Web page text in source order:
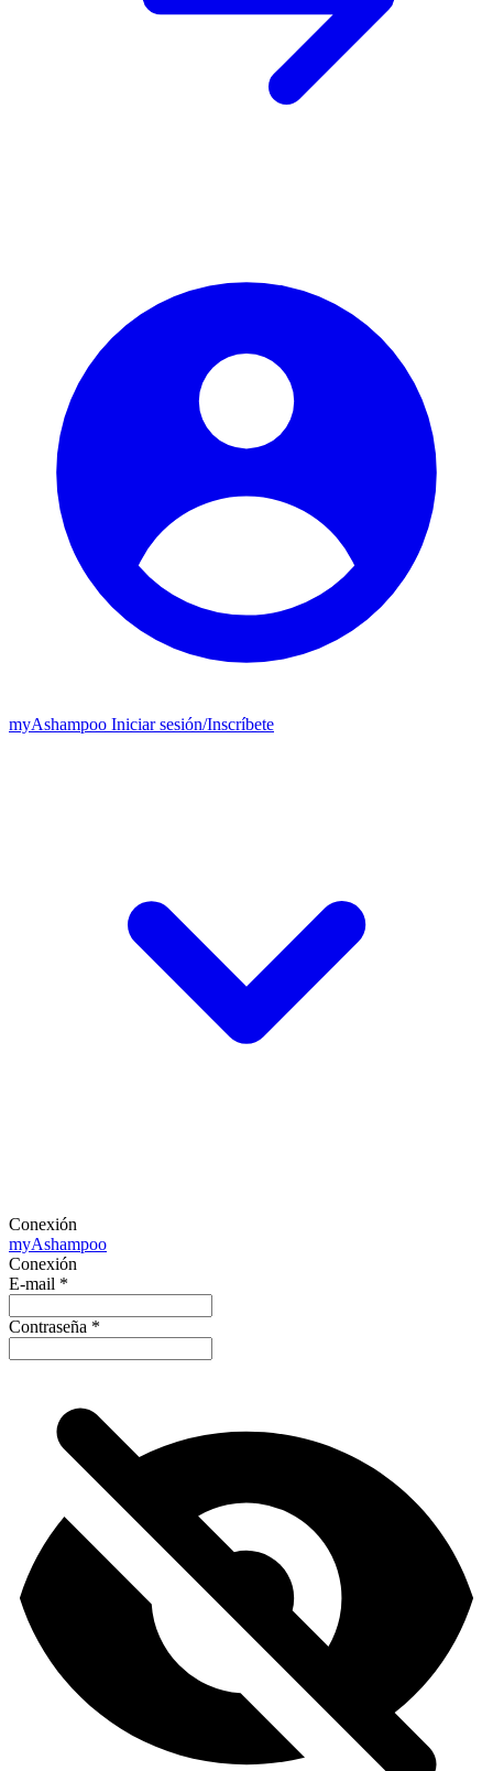
myAshampoo Iniciar sesión/Inscríbete
Conexión
myAshampoo
Conexión
E-mail *
Contraseña *